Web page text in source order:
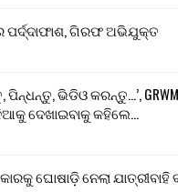
ପର୍ଦ୍ଦାଫାଶ, ଗିରଫ ଅଭିଯୁକ୍ତ
ପିନ୍ଧନ୍ତୁ, ଭିଡିଓ କରନ୍ତୁ…’,
ଦେଖାଇବାକୁ କହିଲେ…
ଘୋଷାଡ଼ି ନେଲା ଯାତ୍ରୀବାହି